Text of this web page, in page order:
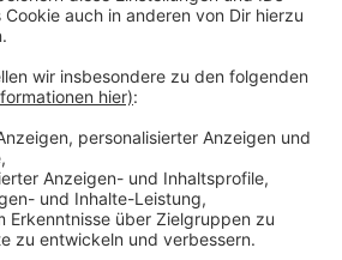
Links zum Thema:
im Düseldorfer Umland